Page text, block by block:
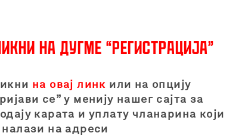
на дугме “Регистрација”
на овај линк или на опцију
се” у менију нашег сајта за
карата и уплату чланарина који
налази на адреси